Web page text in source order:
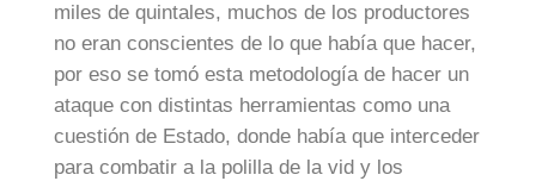
miles de quintales, muchos de los productores
no eran conscientes de lo que había que hacer,
por eso se tomó esta metodología de hacer un
ataque con distintas herramientas como una
cuestión de Estado, donde había que interceder
para combatir a la polilla de la vid y los